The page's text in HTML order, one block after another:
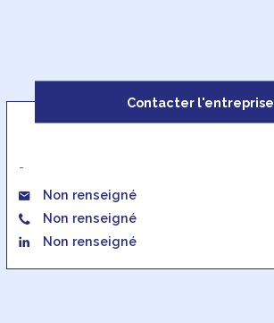
Contacter l'entreprise
-
Non renseigné
Non renseigné
Non renseigné